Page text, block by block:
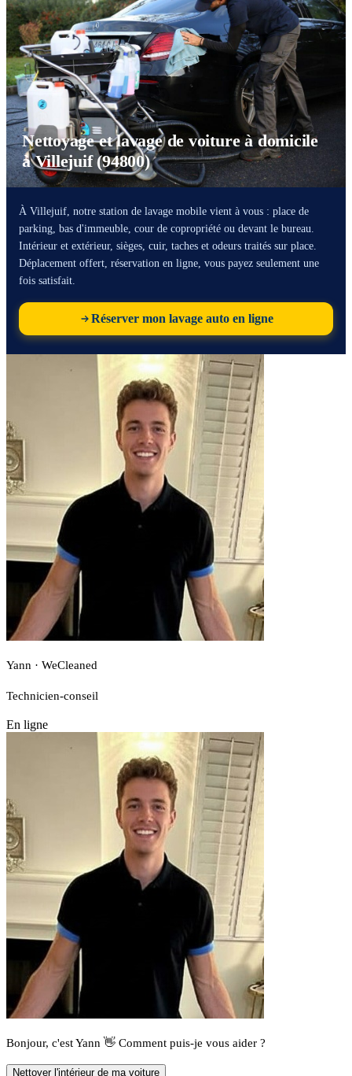
Nettoyage et lavage de voiture à domicile
à Villejuif (94800)
À Villejuif, notre station de lavage mobile vient à vous : place de
parking, bas d'immeuble, cour de copropriété ou devant le bureau.
Intérieur et extérieur, sièges, cuir, taches et odeurs traités sur place.
Déplacement offert, réservation en ligne, vous payez seulement une
fois satisfait.
Réserver mon lavage auto en ligne
Yann · WeCleaned
Technicien-conseil
En ligne
Bonjour, c'est Yann 👋 Comment puis-je vous aider ?
Nettoyer l'intérieur de ma voiture